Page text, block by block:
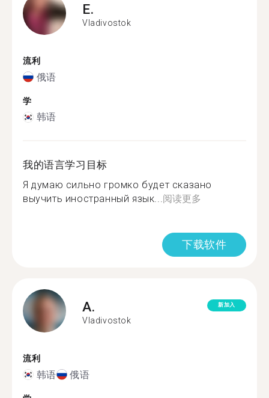
E.
Vladivostok
流利
俄语
学
韩语
我的语言学习目标
Я думаю сильно громко будет сказано
выучить иностранный язык...阅读更多
下载软件
A.
Vladivostok
新加入
流利
韩语 俄语